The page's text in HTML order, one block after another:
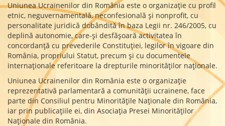
Uniunea Ucrainenilor din România este o organizaţie cu profil
etnic, neguvernamentală, neconfesională şi nonprofit, cu
personalitate juridică dobândită în baza Legii nr. 246/2005, cu
deplină autonomie, care-şi desfăşoară activitatea în
concordanţă cu prevederile Constituţiei, legilor în vigoare din
România, propriului Statut, precum şi cu documentele
internaţionale referitoare la drepturile minorităţilor naţionale.
Uniunea Ucrainenilor din România este o organizaţie
reprezentativă parlamentară a comunităţii ucrainene, face
parte din Consiliul pentru Minorităţile Naţionale din România,
iar prin publicaţiile ei, din Asociaţia Presei Minorităţilor
Naţionale din România.